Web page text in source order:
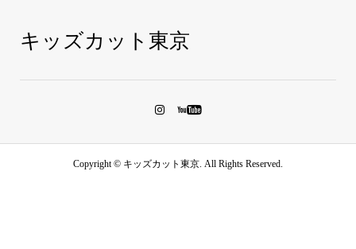
キッズカット東京
Copyright © キッズカット東京. All Rights Reserved.